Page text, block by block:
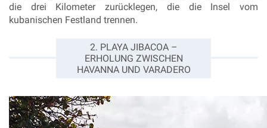
die drei Kilometer zurücklegen, die die Insel vom
kubanischen Festland trennen.
2. PLAYA JIBACOA –
ERHOLUNG ZWISCHEN
HAVANNA UND VARADERO